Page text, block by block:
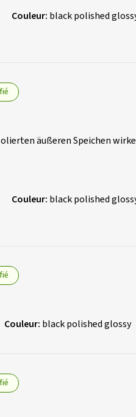
Couleur: black polished
äußeren Speichen
Couleur: black polished
Couleur: black polished glossy